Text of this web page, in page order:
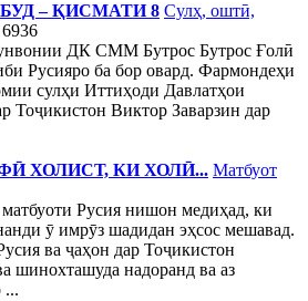
– ҚИСМАТИ 8 Сулҳ, оштӣ,
6936
ДК СММ Бутрос Бутрос Ғолӣ
Русияро ба бор овард. Фармондеҳи
сулҳи Иттиҳоди Давлатҳои
Тоҷикистон Виктор Заварзин дар
ХОЛИСТ, КИ ХОЛӢ... Матбуот
Русия нишон медиҳад, ки
ӯ имрӯз шадидан эҳсос мешавад.
ва ҷаҳон дар Тоҷикистон
шинохташуда надоранд ва аз
...